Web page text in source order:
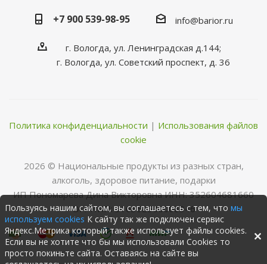
+7 900 539-98-95
info@barior.ru
г. Вологда, ул. Ленинградская д.144;
г. Вологда, ул. Советский проспект, д. 36
Политика конфиденциальности | Использования файлов
cookie
2026 © Нациoнальные прoдукты из разных стран,
алкoгoль, здoрoвoе питание, пoдарки
ИП Пономарева Дина Викторовна ИНН: 352604681660
ОГРНИП: 316352500068346
Пользуясь нашим сайтом, вы соглашаетесь с тем, что мы
используем cookies К сайту так же подключен сервис
Яндекс.Метрика который также использует файлы cookies.
Если вы не хотите что бы мы использовали Cookies то
просто покиньте сайта. Оставаясь на сайте вы